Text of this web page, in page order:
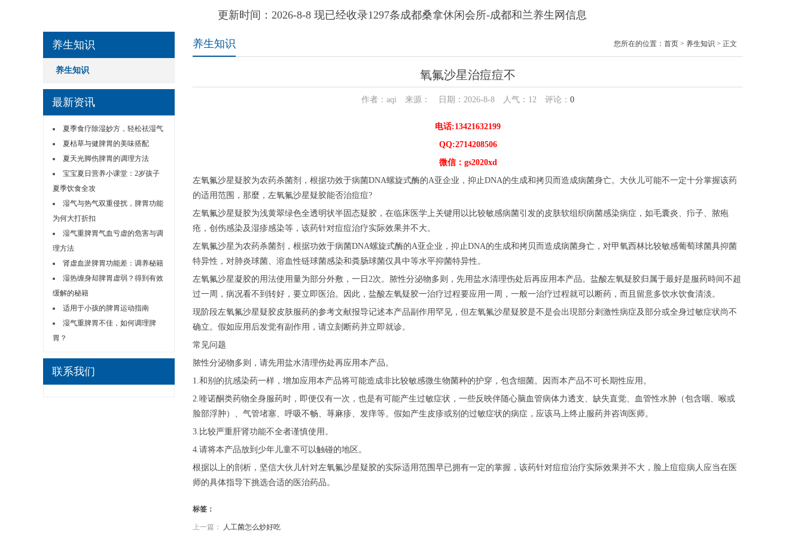
更新时间：2026-8-8 现已经收录1297条成都桑拿休闲会所-成都和兰养生网信息
养生知识
养生知识
最新资讯
夏季食疗除湿妙方，轻松祛湿气
夏枯草与健脾胃的美味搭配
夏天光脚伤脾胃的调理方法
宝宝夏日营养小课堂：2岁孩子
夏季饮食全攻
湿气与热气双重侵扰，脾胃功能
为何大打折扣
湿气重脾胃气血亏虚的危害与调
理方法
肾虚血淤脾胃功能差：调养秘籍
湿热缠身却脾胃虚弱？得到有效
缓解的秘籍
适用于小孩的脾胃运动指南
湿气重脾胃不佳，如何调理脾
胃？
联系我们
养生知识 您所在的位置： 首页 > 养生知识 > 正文
氧氟沙星治痘痘不
作者：aqi 来源： 日期：2026-8-8 人气： 12 评论： 0
电话:13421632199
QQ:2714208506
微信：gs2020xd
左氧氟沙星疑胶为农药杀菌剂，根据功效于病菌DNA螺旋式酶的A亚企业，抑止DNA的生成和拷贝而造成病菌身亡。大伙儿可能不一定十分掌握该药
的适用范围，那麼，左氧氟沙星疑胶能否治痘痘?
左氧氟沙星疑胶为浅黄翠绿色全透明状半固态疑胶，在临床医学上关键用以比较敏感病菌引发的皮肤软组织病菌感染病症，如毛囊炎、疖子、脓疱
疮，创伤感染及湿疹感染等，该药针对痘痘治疗实际效果并不大。
左氧氟沙星为农药杀菌剂，根据功效于病菌DNA螺旋式酶的A亚企业，抑止DNA的生成和拷贝而造成病菌身亡，对甲氧西林比较敏感葡萄球菌具抑菌
特异性，对肺炎球菌、溶血性链球菌感染和粪肠球菌仅具中等水平抑菌特异性。
左氧氟沙星凝胶的用法使用量为部分外敷，一日2次。脓性分泌物多则，先用盐水清理伤处后再应用本产品。盐酸左氧疑胶归属于最好是服药時间不超
过一周，病况看不到转好，要立即医治。因此，盐酸左氧疑胶一治疗过程要应用一周，一般一治疗过程就可以断药，而且留意多饮水饮食清淡。
现阶段左氧氟沙星疑胶皮肤服药的参考文献报导记述本产品副作用罕见，但左氧氟沙星疑胶是不是会出現部分刺激性病症及部分或全身过敏症状尚不
确立。假如应用后发觉有副作用，请立刻断药并立即就诊。
常见问题
脓性分泌物多则，请先用盐水清理伤处再应用本产品。
1.和别的抗感染药一样，增加应用本产品将可能造成非比较敏感微生物菌种的护穿，包含细菌。因而本产品不可长期性应用。
2.喹诺酮类药物全身服药时，即便仅有一次，也是有可能产生过敏症状，一些反映伴随心脑血管病体力透支、缺失直觉、血管性水肿（包含咽、喉或
脸部浮肿）、气管堵塞、呼吸不畅、荨麻疹、发痒等。假如产生皮疹或别的过敏症状的病症，应该马上终止服药并咨询医师。
3.比较严重肝肾功能不全者谨慎使用。
4.请将本产品放到少年儿童不可以触碰的地区。
根据以上的剖析，坚信大伙儿针对左氧氟沙星疑胶的实际适用范围早已拥有一定的掌握，该药针对痘痘治疗实际效果并不大，脸上痘痘病人应当在医
师的具体指导下挑选合适的医治药品。
标签：
上一篇： 人工菌怎么炒好吃